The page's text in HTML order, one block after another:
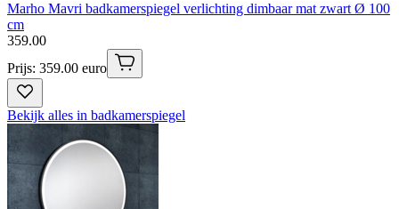
Marho Mavri badkamerspiegel verlichting dimbaar mat zwart Ø 100
cm
359.00
Prijs: 359.00 euro
Bekijk alles in badkamerspiegel